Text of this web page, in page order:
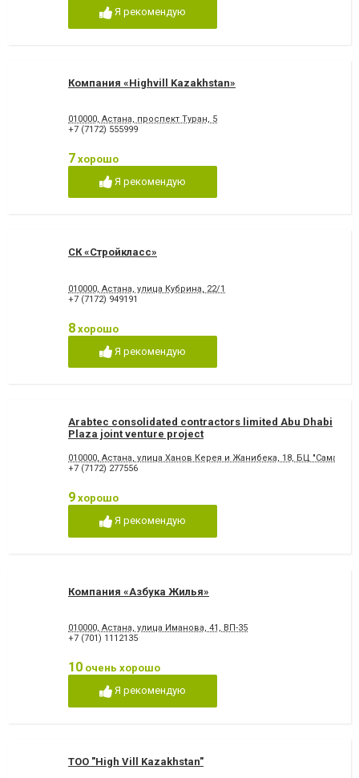
Я рекомендую
Компания «Highvill Kazakhstan»
010000, Астана, проспект Туран, 5
+7 (7172) 555999
7 хорошо
Я рекомендую
СК «Стройкласс»
010000, Астана, улица Кубрина, 22/1
+7 (7172) 949191
8 хорошо
Я рекомендую
Arabtec consolidated contractors limited Abu Dhabi
Plaza joint venture project
010000, Астана, улица Ханов Керея и Жанибека, 18, БЦ "Самал"
+7 (7172) 277556
9 хорошо
Я рекомендую
Компания «Азбука Жилья»
010000, Астана, улица Иманова, 41, ВП-35
+7 (701) 1112135
10 очень хорошо
Я рекомендую
ТОО "High Vill Kazakhstan"